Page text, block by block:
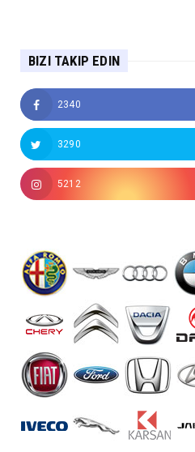
BIZI TAKIP EDIN
2340
3290
5212